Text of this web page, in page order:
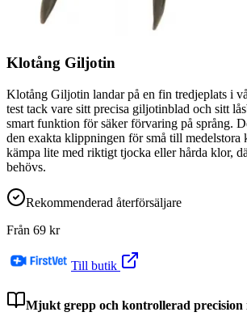
Klotång Giljotin
Klotång Giljotin landar på en fin tredjeplats i
test tack vare sitt precisa giljotinblad och sitt
smart funktion för säker förvaring på språng.
den exakta klippningen för små till medelstora
kämpa lite med riktigt tjocka eller hårda klor,
behövs.
Rekommenderad återförsäljare
Från 69 kr
Till butik
Mjukt grepp och kontrollerad precision